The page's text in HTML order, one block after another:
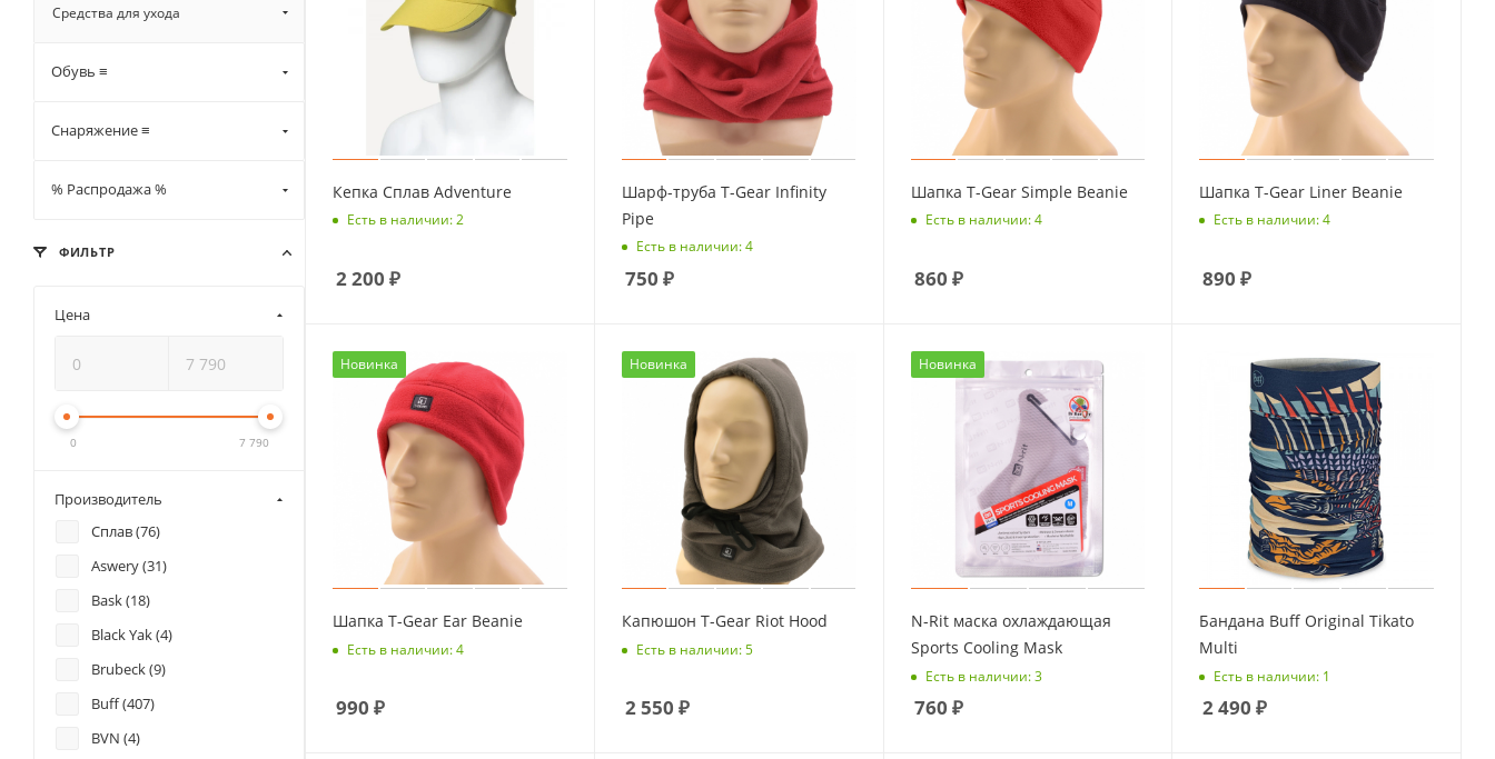
Кепка Сплав Adventure
Есть в наличии: 2
2 200 ₽
Шарф-труба T-Gear Infinity
Pipe
Есть в наличии: 4
750 ₽
Шапка T-Gear Simple Beanie
Есть в наличии: 4
860 ₽
Шапка T-Gear Liner Beanie
Есть в наличии: 4
890 ₽
Новинка
Шапка T-Gear Ear Beanie
Есть в наличии: 4
990 ₽
Новинка
Капюшон T-Gear Riot Hood
Есть в наличии: 5
2 550 ₽
Новинка
N-Rit маска охлаждающая
Sports Cooling Mask
Есть в наличии: 3
760 ₽
Бандана Buff Original Tikato
Multi
Есть в наличии: 1
2 490 ₽
Средства для ухода
Обувь ≡
Снаряжение ≡
% Распродажа %
ФИЛЬТР
Цена
0 7 790
Производитель
Сплав (76)
Aswery (31)
Bask (18)
Black Yak (4)
Brubeck (9)
Buff (407)
BVN (4)